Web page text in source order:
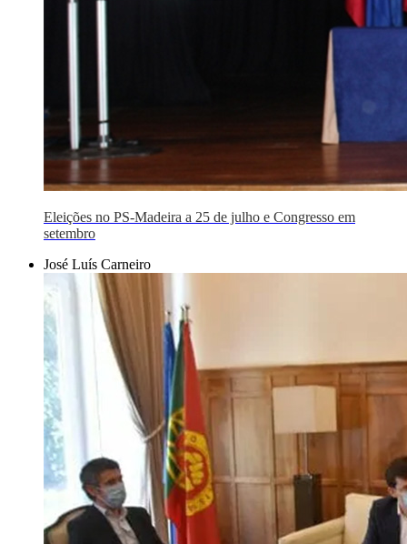
Eleições no PS-Madeira a 25 de julho e Congresso em
setembro
José Luís Carneiro